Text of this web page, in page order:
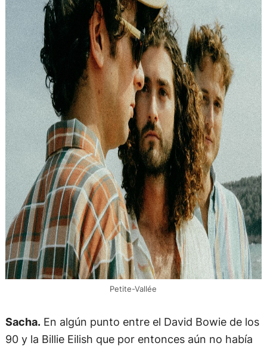
Petite-Vallée
Sacha.En algún punto entre el David Bowie de los
90 y la Billie Eilish que por entonces aún no había